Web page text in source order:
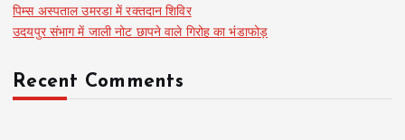
पिम्स अस्पताल उमरडा में रक्तदान शिविर
उदयपुर संभाग में जाली नोट छापने वाले गिरोह का भंडाफोड़
Recent Comments